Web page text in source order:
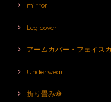
mirror
Leg cover
アームカバー・フェイス
Underwear
折り畳み傘